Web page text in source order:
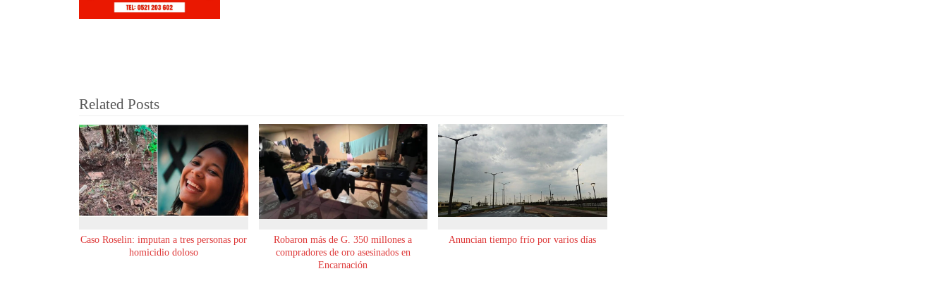
Related Posts
Caso Roselin: imputan a tres personas por
homicidio doloso
Robaron más de G. 350 millones a
compradores de oro asesinados en
Encarnación
Anuncian tiempo frío por varios días